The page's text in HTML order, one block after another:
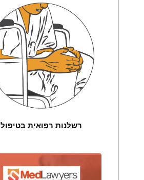
רשלנות רפואית בטיפול